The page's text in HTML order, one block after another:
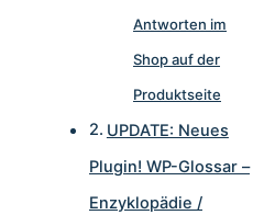
Antworten im
Shop auf der
Produktseite
UPDATE: Neues
Plugin! WP-Glossar –
Enzyklopädie /